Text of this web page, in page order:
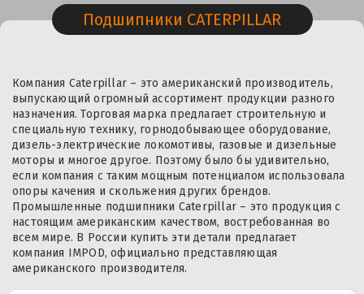
Подшипники CATERPILLAR
Компания Caterpillar – это американский производитель,
выпускающий огромный ассортимент продукции разного
назначения. Торговая марка предлагает строительную и
специальную технику, горнодобывающее оборудование,
дизель-электрические локомотивы, газовые и дизельные
моторы и многое другое. Поэтому было бы удивительно,
если компания с таким мощным потенциалом использовала
опоры качения и скольжения других брендов.
Промышленные подшипники Caterpillar – это продукция с
настоящим американским качеством, востребованная во
всем мире. В России купить эти детали предлагает
компания IMPOD, официально представляющая
американского производителя.